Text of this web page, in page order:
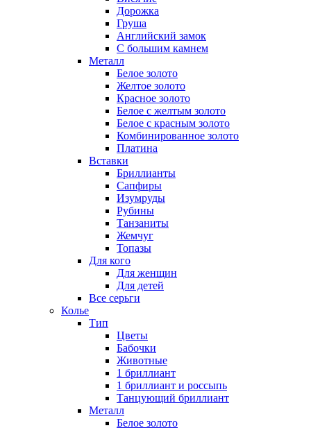
Дорожка
Груша
Английский замок
С большим камнем
Металл
Белое золото
Желтое золото
Красное золото
Белое с желтым золото
Белое с красным золото
Комбинированное золото
Платина
Вставки
Бриллианты
Сапфиры
Изумруды
Рубины
Танзаниты
Жемчуг
Топазы
Для кого
Для женщин
Для детей
Все серьги
Колье
Тип
Цветы
Бабочки
Животные
1 бриллиант
1 бриллиант и россыпь
Танцующий бриллиант
Металл
Белое золото